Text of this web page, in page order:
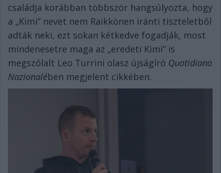
családja korábban többször hangsúlyozta, hogy
a „Kimi” nevet nem Raikkönen iránti tiszteletből
adták neki, ezt sokan kétkedve fogadják, most
mindenesetre maga az „eredeti Kimi” is
megszólalt Leo Turrini olasz újságíró Quotidiano
Nazionalében megjelent cikkében.